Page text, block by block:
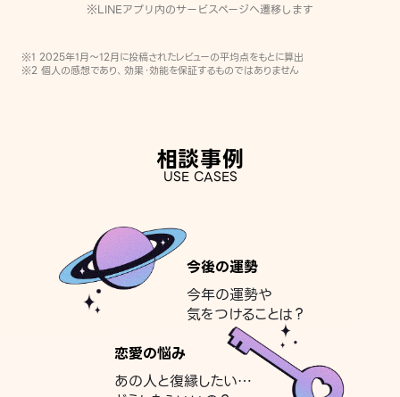
※LINEアプリ内のサービスページへ遷移します
※1 2025年1月〜12月に投稿されたレビューの平均点をもとに算出
※2 個人の感想であり、効果・効能を保証するものではありません
相談事例
USE CASES
今後の運勢
今年の運勢や
気をつけることは？
恋愛の悩み
あの人と復縁したい…